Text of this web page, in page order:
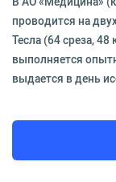
проводится на
Тесла (64 среза,
выполняется
выдается в день